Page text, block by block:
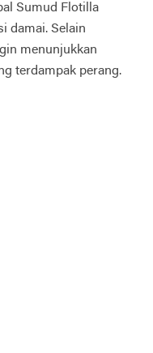
Sumud Flotilla
damai. Selain
menunjukkan
terdampak perang.